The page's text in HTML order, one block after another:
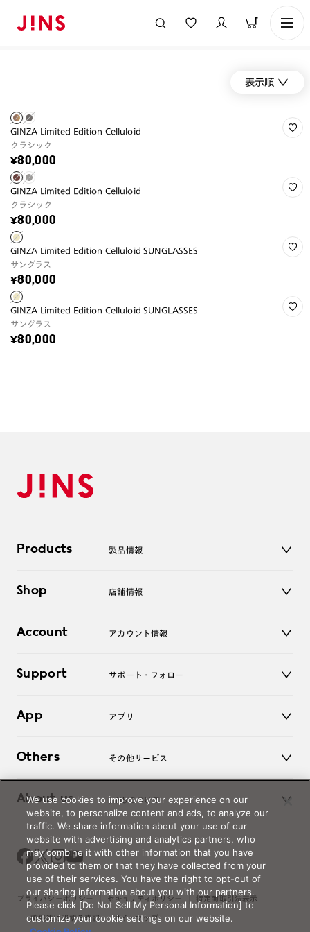
表示順
GINZA Limited Edition Celluloid
クラシック
¥80,000
GINZA Limited Edition Celluloid
クラシック
¥80,000
GINZA Limited Edition Celluloid SUNGLASSES
サングラス
¥80,000
GINZA Limited Edition Celluloid SUNGLASSES
サングラス
¥80,000
Products 製品情報
サングラス
コンタクトレンズ
アクセサリー
Shop 店舗情報
オンラインショップ
Account アカウント情報
ログアウト
Support サポート・フォロー
よくあるご質問
お問い合わせ
App アプリ
Others その他サービス
レンズ交換
オンラインギフト
価格案内
About us JINSについて
Magnify Life
会社概要
採用情報
法人のお客様
出店について
プライバシーポリシー セキュリティポリシー 特定商取引法表示
薬機法に関する表記 サイトマップ
We use cookies to improve your experience on our
website, to personalize content and ads, to analyze our
traffic. We share information about your use of our
website with advertising and analytics partners, who
may combine it with other information that you have
provided to them or that they have collected from your
use of their services. You have the right to opt-out of
our sharing information about you with our partners.
Please click [Do Not Sell My Personal Information] to
customize your cookie settings on our website.